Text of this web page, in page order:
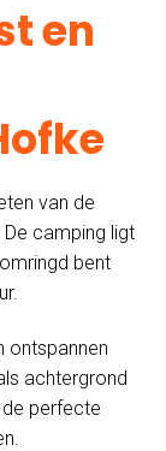
en
van de
camping ligt
bent
ontspannen
achtergrond
perfecte